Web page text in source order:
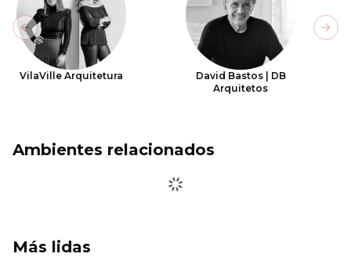
VilaVille Arquitetura
David Bastos | DB
Arquitetos
Previous slide
Ambientes relacionados
Más lidas